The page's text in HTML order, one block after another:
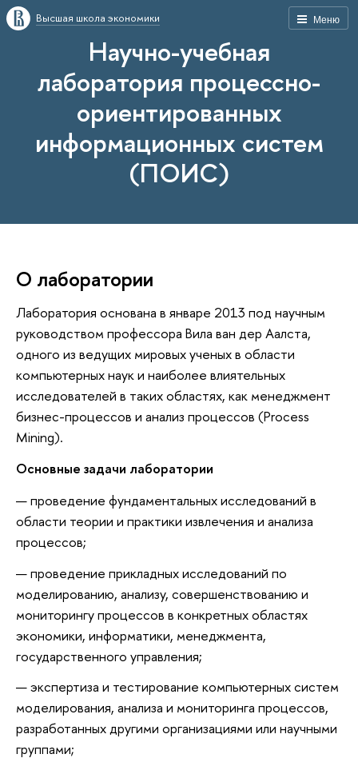
Меню
Высшая школа экономики
Научно-учебная
лаборатория процессно-
ориентированных
информационных систем
(ПОИС)
О лаборатории
Лаборатория основана в январе 2013 под научным
руководством профессора Вила ван дер Аалста,
одного из ведущих мировых ученых в области
компьютерных наук и наиболее влиятельных
исследователей в таких областях, как менеджмент
бизнес-процессов и анализ процессов (Process
Mining).
Основные задачи лаборатории
проведение фундаментальных исследований в
области теории и практики извлечения и анализа
процессов;
проведение прикладных исследований по
моделированию, анализу, совершенствованию и
мониторингу процессов в конкретных областях
экономики, информатики, менеджмента,
государственного управления;
экспертиза и тестирование компьютерных систем
моделирования, анализа и мониторинга процессов,
разработанных другими организациями или научными
группами;